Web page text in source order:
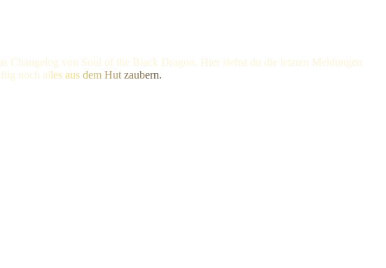
Changelog von Soul of the Black Dragon. Hier siehst du die letzten Meldungen
noch alles aus dem Hut zaubern.